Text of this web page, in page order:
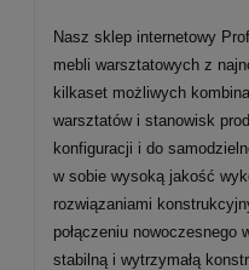
Nasz sklep internetowy
mebli warsztatowych z
kilkaset możliwych
warsztatów i stanowisk
konfiguracji i do
w sobie wysoką jakość
rozwiązaniami
połączeniu
stabilną i wytrzymałą